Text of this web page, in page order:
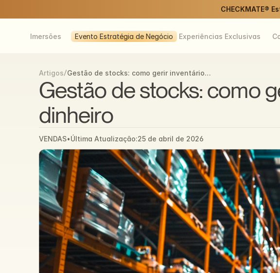
Imersões Evento Estratégia de Negócio Experiências Exclusivas
Artigos/Gestão de stocks: como gerir inventário
sem desperdiçar dinheiro
Gestão de stocks: como
dinheiro
VENDAS•Última Atualização:25 de abril de 2026
CHECKMATE®